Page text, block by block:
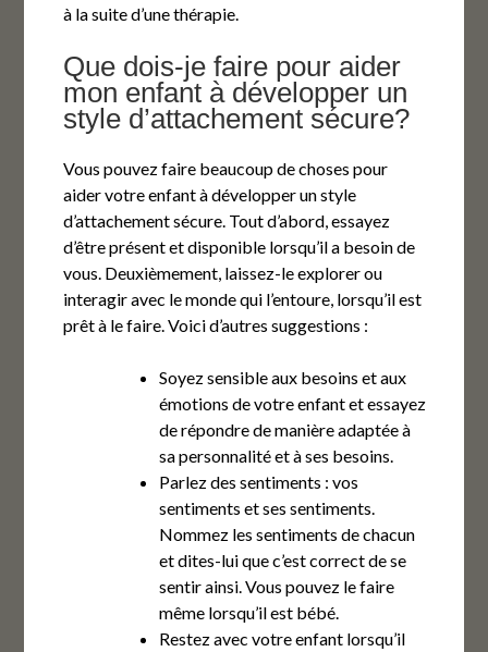
à la suite d’une thérapie.
Que dois-je faire pour aider
mon enfant à développer un
style d’attachement sécure?
Vous pouvez faire beaucoup de choses pour
aider votre enfant à développer un style
d’attachement sécure. Tout d’abord, essayez
d’être présent et disponible lorsqu’il a besoin de
vous. Deuxièmement, laissez-le explorer ou
interagir avec le monde qui l’entoure, lorsqu’il est
prêt à le faire. Voici d’autres suggestions :
Soyez sensible aux besoins et aux
émotions de votre enfant et essayez
de répondre de manière adaptée à
sa personnalité et à ses besoins.
Parlez des sentiments : vos
sentiments et ses sentiments.
Nommez les sentiments de chacun
et dites-lui que c’est correct de se
sentir ainsi. Vous pouvez le faire
même lorsqu’il est bébé.
Restez avec votre enfant lorsqu’il